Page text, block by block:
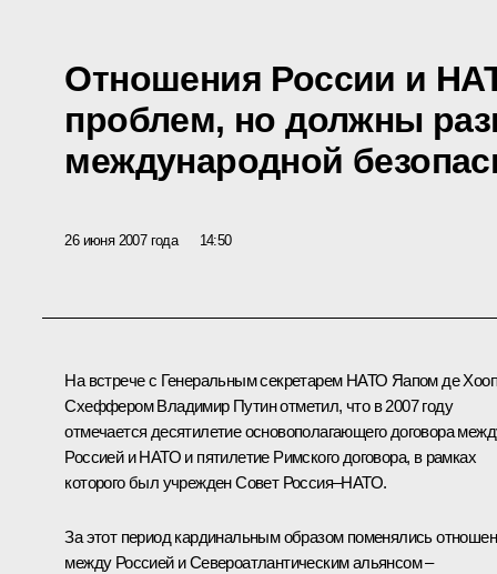
Отношения России и
проблем, но должны
международной
26 июня 2007 года 14:50
На встрече с Генеральным секретарем НАТО Яапом де
Схеффером Владимир Путин отметил, что в 2007 году
отмечается десятилетие основополагающего договора
Россией и НАТО и пятилетие Римского договора, в рамках
которого был учрежден Совет Россия–НАТО.
За этот период кардинальным образом поменялись
между Россией и Североатлантическим альянсом –